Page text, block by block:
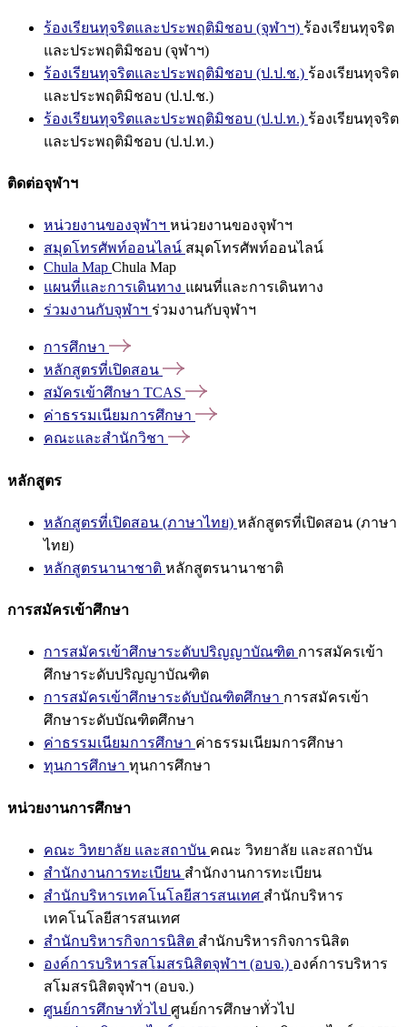
ร้องเรียนทุจริตและประพฤติมิชอบ (จุฬาฯ) ร้องเรียนทุจริต
และประพฤติมิชอบ (จุฬาฯ)
ร้องเรียนทุจริตและประพฤติมิชอบ (ป.ป.ช.) ร้องเรียนทุจริต
และประพฤติมิชอบ (ป.ป.ช.)
ร้องเรียนทุจริตและประพฤติมิชอบ (ป.ป.ท.) ร้องเรียนทุจริต
และประพฤติมิชอบ (ป.ป.ท.)
ติดต่อจุฬาฯ
หน่วยงานของจุฬาฯ หน่วยงานของจุฬาฯ
สมุดโทรศัพท์ออนไลน์ สมุดโทรศัพท์ออนไลน์
Chula Map Chula Map
แผนที่และการเดินทาง แผนที่และการเดินทาง
ร่วมงานกับจุฬาฯ ร่วมงานกับจุฬาฯ
การศึกษา
หลักสูตรที่เปิดสอน
สมัครเข้าศึกษา TCAS
ค่าธรรมเนียมการศึกษา
คณะและสำนักวิชา
หลักสูตร
หลักสูตรที่เปิดสอน (ภาษาไทย) หลักสูตรที่เปิดสอน (ภาษา
ไทย)
หลักสูตรนานาชาติ หลักสูตรนานาชาติ
การสมัครเข้าศึกษา
การสมัครเข้าศึกษาระดับปริญญาบัณฑิต การสมัครเข้า
ศึกษาระดับปริญญาบัณฑิต
การสมัครเข้าศึกษาระดับบัณฑิตศึกษา การสมัครเข้า
ศึกษาระดับบัณฑิตศึกษา
ค่าธรรมเนียมการศึกษา ค่าธรรมเนียมการศึกษา
ทุนการศึกษา ทุนการศึกษา
หน่วยงานการศึกษา
คณะ วิทยาลัย และสถาบัน คณะ วิทยาลัย และสถาบัน
สำนักงานการทะเบียน สำนักงานการทะเบียน
สำนักบริหารเทคโนโลยีสารสนเทศ สำนักบริหาร
เทคโนโลยีสารสนเทศ
สำนักบริหารกิจการนิสิต สำนักบริหารกิจการนิสิต
องค์การบริหารสโมสรนิสิตจุฬาฯ (อบจ.) องค์การบริหาร
สโมสรนิสิตจุฬาฯ (อบจ.)
ศูนย์การศึกษาทั่วไป ศูนย์การศึกษาทั่วไป